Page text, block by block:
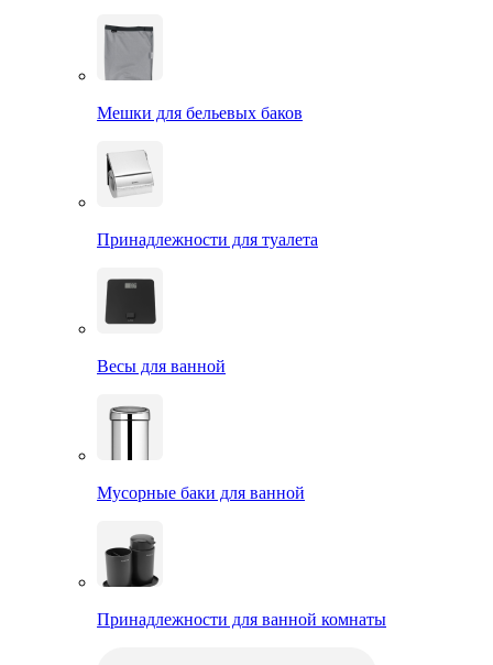
Мешки для бельевых баков
Принадлежности для туалета
Весы для ванной
Мусорные баки для ванной
Принадлежности для ванной комнаты